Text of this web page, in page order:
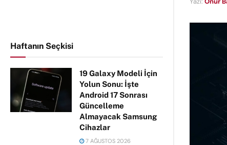
Haftanın Seçkisi
19 Galaxy Modeli İçin
Yolun Sonu: İşte
Android 17 Sonrası
Güncelleme
Almayacak Samsung
Cihazlar
7 AĞUSTOS 2026